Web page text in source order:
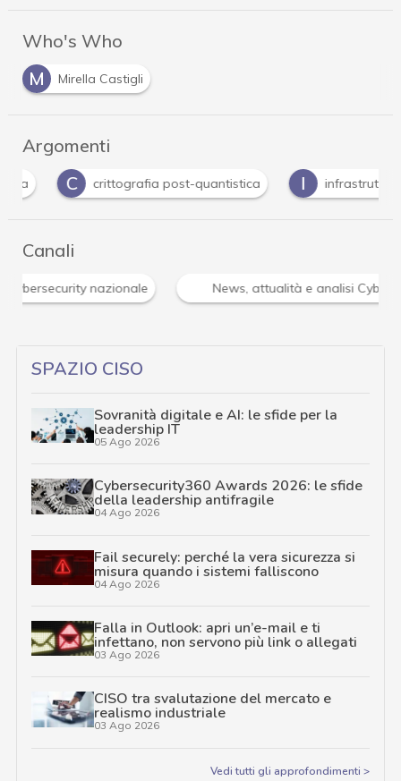
Who's Who
M
Mirella Castigli
Argomenti
C
crittografia post-quantistica I infrastrutture
Canali
Cybersecurity nazionale News, attualità e
SPAZIO CISO
Sovranità digitale e AI: le sfide per la
leadership IT
05 Ago 2026
Cybersecurity360 Awards 2026: le sfide
della leadership antifragile
04 Ago 2026
Fail securely: perché la vera sicurezza si
misura quando i sistemi falliscono
04 Ago 2026
Falla in Outlook: apri un’e-mail e ti
infettano, non servono più link o allegati
03 Ago 2026
CISO tra svalutazione del mercato e
realismo industriale
03 Ago 2026
Vedi tutti gli approfondimenti >